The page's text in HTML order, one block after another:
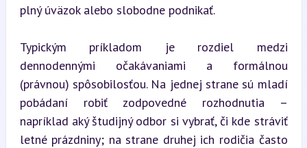
plný úväzok alebo slobodne podnikať.
Typickým príkladom je rozdiel medzi
dennodennými očakávaniami a formálnou
(právnou) spôsobilosťou. Na jednej strane sú mladí
pobádaní robiť zodpovedné rozhodnutia –
napríklad aký študijný odbor si vybrať, či kde stráviť
letné prázdniny; na strane druhej ich rodičia často